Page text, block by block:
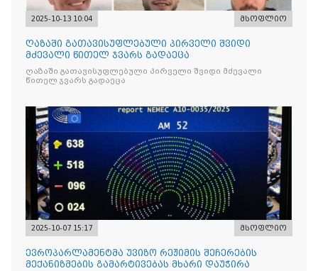
2025-10-13 10:04 მსოფლიო
ღაზაში გათავისუფლებული პირველი შვიდი
მძევალი წითელ ჯვარს გადაეცა
ღაზაში გათავისუფლებული პირველი შვიდი მძევალი
წითელ ჯვარს გადაეცა
2025-10-07 15:17 მსოფლიო
ევროპარლამენტმა უვიზო რეჟიმის შეჩერების
მექანიზმების გამარტივებას მხარი დაუჭირა